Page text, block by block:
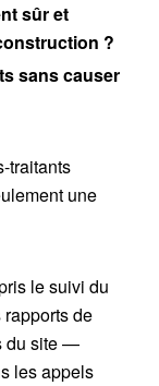
sûr et
?
sans causer
traitants
une
le suivi du
de
du site —
les appels